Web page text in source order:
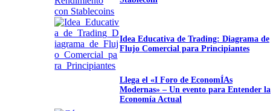
Idea Educativa de Trading: Diagrama de
Flujo Comercial para Principiantes
Llega el «I Foro de EconomÍAs
Modernas» – Un evento para Entender la
Economía Actual